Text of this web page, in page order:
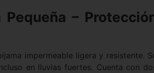
–
impermeable ligera y resistente.
en lluvias fuertes. Cuenta con